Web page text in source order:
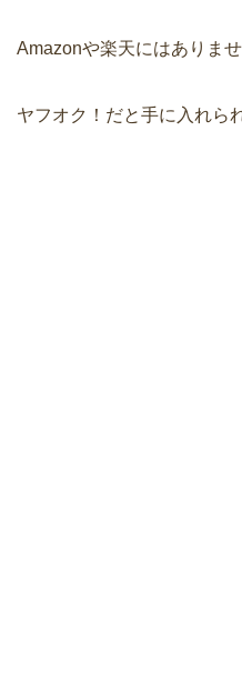
Amazonや楽天にはありませ
ヤフオク！だと手に入れら